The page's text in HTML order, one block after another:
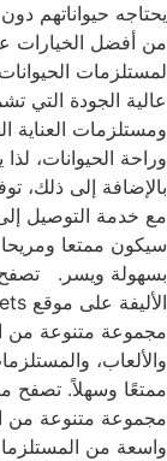
من أفضل الخيارات
عالية الجودة التي
ومستلزمات العناية
وراحة الحيوانات،
سيكون ممتعا
بسهولة ويسر. تصفح
مجموعة متنوعة من
والألعاب،
مجموعة متنوعة من
واسعة من